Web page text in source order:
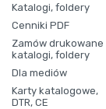
Katalogi, foldery
Cenniki PDF
Zamów drukowane
katalogi, foldery
Dla mediów
Karty katalogowe,
DTR, CE